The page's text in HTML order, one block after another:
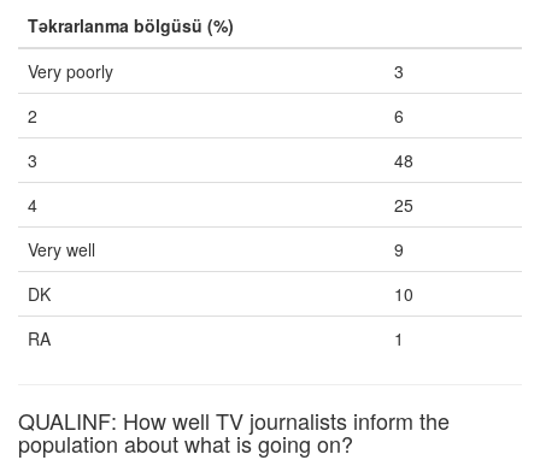
Təkrarlanma bölgüsü (%)
Very poorly
3
2
6
3
48
4
25
Very well
9
DK
10
RA
1
QUALINF: How well TV journalists inform the
population about what is going on?